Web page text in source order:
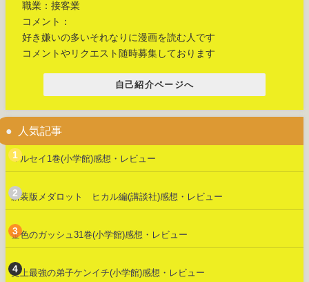
職業：接客業
コメント：
好き嫌いの多いそれなりに漫画を読む人です
コメントやリクエスト随時募集しております
自己紹介ページへ
人気記事
マルセイ1巻(小学館)感想・レビュー
新装版メダロット ヒカル編(講談社)感想・レビュー
金色のガッシュ31巻(小学館)感想・レビュー
史上最強の弟子ケンイチ(小学館)感想・レビュー